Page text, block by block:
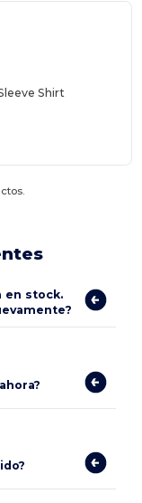
Shirt
en stock.